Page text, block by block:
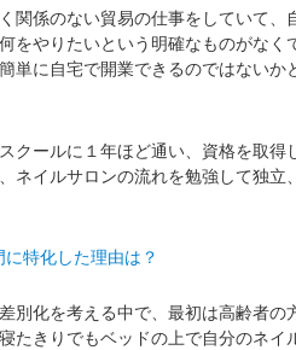
関係のない貿易の仕事をしていて、
をやりたいという明確なものがなく
単に自宅で開業できるのではないか
ールに１年ほど通い、資格を取得
ネイルサロンの流れを勉強して独立
特化した理由は？
別化を考える中で、最初は高齢者の
たきりでもベッドの上で自分のネイ